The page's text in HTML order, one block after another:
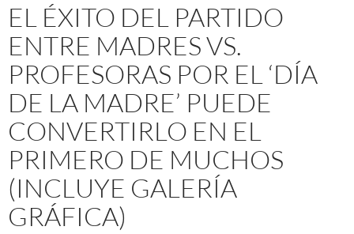
EL ÉXITO DEL PARTIDO
ENTRE MADRES VS.
PROFESORAS POR EL ‘DÍA
DE LA MADRE’ PUEDE
CONVERTIRLO EN EL
PRIMERO DE MUCHOS
(INCLUYE GALERÍA
GRÁFICA)